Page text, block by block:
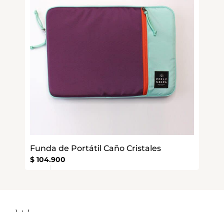
Funda de Portátil Caño Cristales
$ 104.900